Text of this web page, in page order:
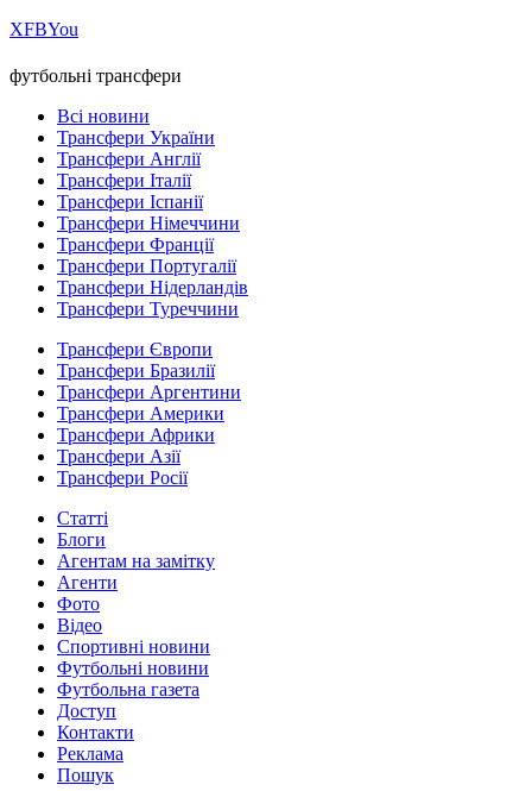
ХFBYou
футбольні трансфери
Всі новини
Трансфери України
Трансфери Англії
Трансфери Італії
Трансфери Іспанії
Трансфери Німеччини
Трансфери Франції
Трансфери Португалії
Трансфери Нідерландів
Трансфери Туреччини
Трансфери Європи
Трансфери Бразилії
Трансфери Аргентини
Трансфери Америки
Трансфери Африки
Трансфери Азії
Трансфери Росії
Статті
Блоги
Агентам на замітку
Агенти
Фото
Відео
Спортивні новини
Футбольні новини
Футбольна газета
Доступ
Контакти
Реклама
Пошук